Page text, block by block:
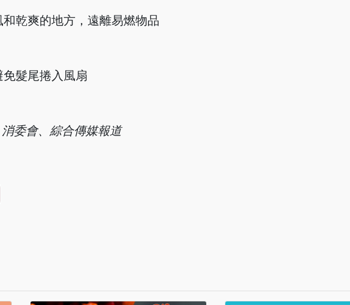
乾爽的地方，遠離易燃物品
髮尾捲入風扇
委會、綜合傳媒報道